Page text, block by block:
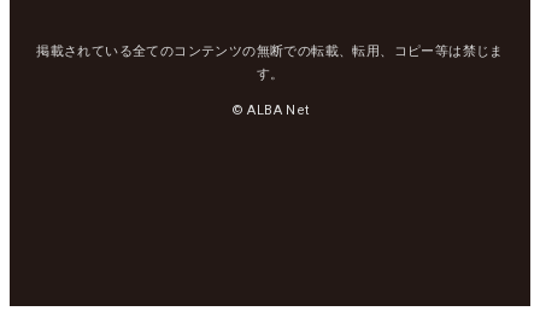
掲載されている全てのコンテンツの無断での転載、転用、コピー等は禁じま
す。
© ALBA Net